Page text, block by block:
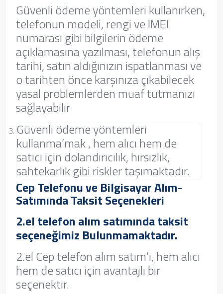
Güvenli ödeme yöntemleri kullanırken,
telefonun modeli, rengi ve IMEI
numarası gibi bilgilerin ödeme
açıklamasına yazılması, telefonun alış
tarihi, satın aldığınızın ispatlanması ve
o tarihten önce karşınıza çıkabilecek
yasal problemlerden muaf tutmanızı
sağlayabilir
Güvenli ödeme yöntemleri
kullanma’mak , hem alıcı hem de
satıcı için dolandırıcılık, hırsızlık,
sahtekarlık gibi riskler taşımaktadır.
Cep Telefonu ve Bilgisayar Alım-
Satımında Taksit Seçenekleri
2.el telefon alım satımında taksit
seçeneğimiz Bulunmamaktadır.
2.el Cep telefon alım satım’ı, hem alıcı
hem de satıcı için avantajlı bir
seçenektir.